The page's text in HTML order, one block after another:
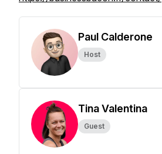
Paul Calderone
Host
Tina Valentina
Guest